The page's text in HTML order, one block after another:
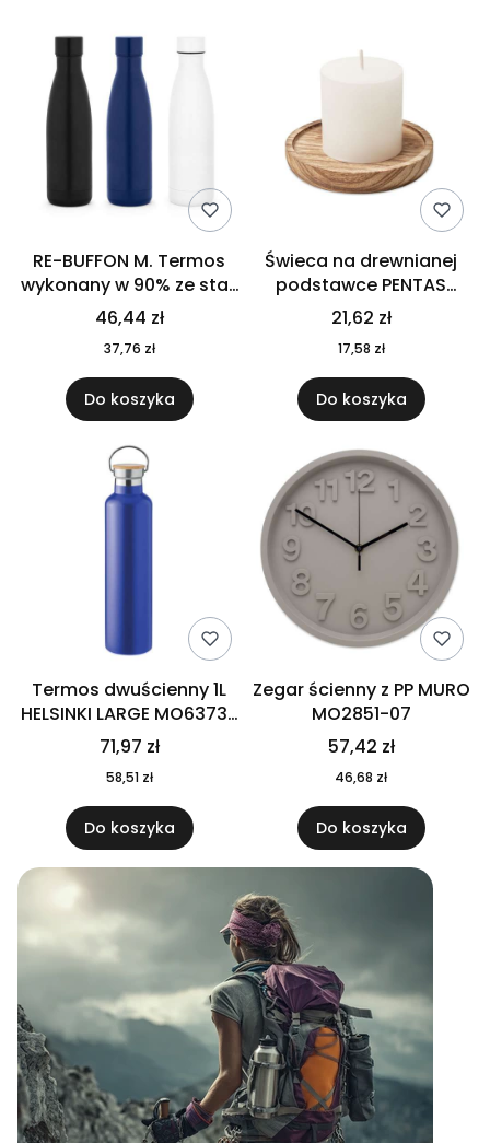
RE-BUFFON M. Termos
wykonany w 90% ze stali
nierdzewnej
pochodzącej z
recyklingu 520 ml 94294
46,44 zł
37,76 zł
Do koszyka
Świeca na drewnianej
podstawce PENTAS
MO6282-40
21,62 zł
17,58 zł
Do koszyka
Termos dwuścienny 1L
HELSINKI LARGE MO6373-
04
71,97 zł
58,51 zł
Do koszyka
Zegar ścienny z PP MURO
MO2851-07
57,42 zł
46,68 zł
Do koszyka